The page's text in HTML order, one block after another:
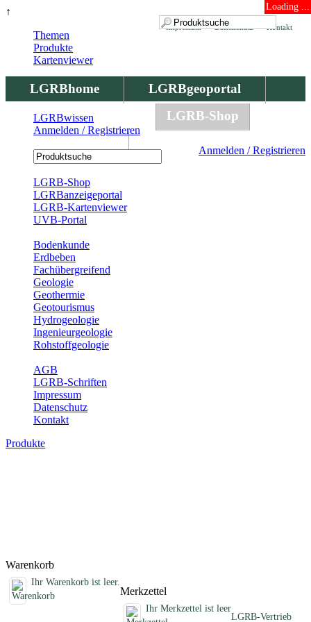
↑ Loading ...
Kontakt
Datenschutz
Impressum
LGRBhome
LGRBgeoportal
LGRBbohrungen
LGRB-Shop
Anmelden / Registrieren
Themen
Produkte
Kartenviewer
LGRBwissen
Anmelden / Registrieren
LGRB-Shop
LGRBanzeigeportal
LGRB-Kartenviewer
UVB-Portal
Bodenkunde
Erdbeben
Fachübergreifend
Geologie
Geothermie
Geotourismus
Hydrogeologie
Ingenieurgeologie
Rohstoffgeologie
AGB
LGRB-Schriften
Impressum
Datenschutz
Kontakt
Produkte
Warenkorb
Ihr Warenkorb ist leer.
Merkzettel
Ihr Merkzettel ist leer
LGRB-Vertrieb